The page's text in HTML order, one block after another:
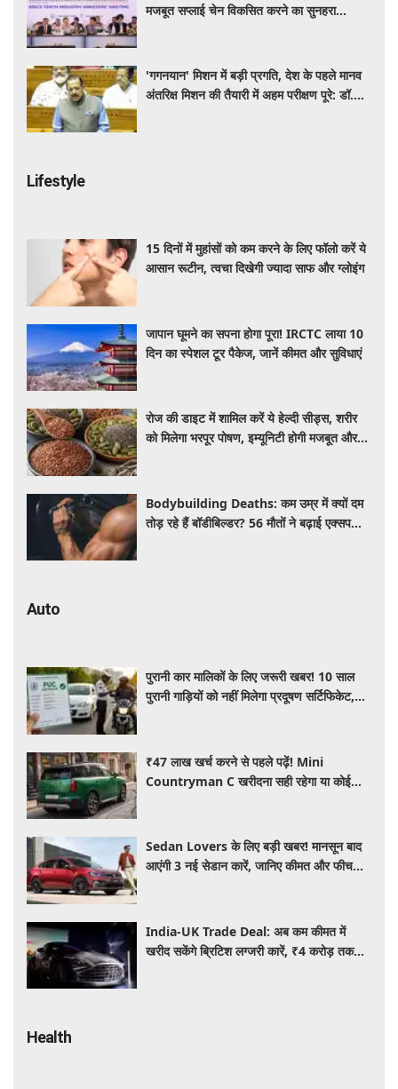
मजबूत सप्लाई चेन विकसित करने का सुनहरा
'गगनयान' मिशन में बड़ी प्रगति, देश के पहले मानव
अंतरिक्ष मिशन की तैयारी में अहम परीक्षण पूरे: डॉ.
Lifestyle
15 दिनों में मुहांसों को कम करने के लिए फॉलो करें ये
आसान रूटीन, त्वचा दिखेगी ज्यादा साफ और ग्लोइंग
जापान घूमने का सपना होगा पूरा! IRCTC लाया 10
दिन का स्पेशल टूर पैकेज, जानें कीमत और सुविधाएं
रोज की डाइट में शामिल करें ये हेल्दी सीड्स, शरीर
को मिलेगा भरपूर पोषण, इम्यूनिटी होगी मजबूत और
Bodybuilding Deaths: कम उम्र में क्यों दम
तोड़ रहे हैं बॉडीबिल्डर? 56 मौतों ने बढ़ाई एक्सपर्ट्स
Auto
पुरानी कार मालिकों के लिए जरूरी खबर! 10 साल
पुरानी गाड़ियों को नहीं मिलेगा प्रदूषण सर्टिफिकेट,
₹47 लाख खर्च करने से पहले पढ़ें! Mini
Countryman C खरीदना सही रहेगा या कोई
Sedan Lovers के लिए बड़ी खबर! मानसून बाद
आएंगी 3 नई सेडान कारें, जानिए कीमत और फीचर्स
India-UK Trade Deal: अब कम कीमत में
खरीद सकेंगे ब्रिटिश लग्जरी कारें, ₹4 करोड़ तक
Health